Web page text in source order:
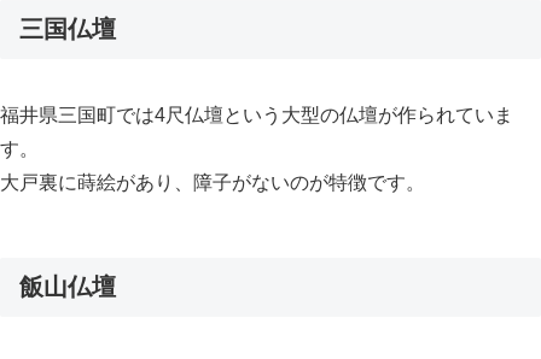
三国仏壇
福井県三国町では4尺仏壇という大型の仏壇が作られていま
す。
大戸裏に蒔絵があり、障子がないのが特徴です。
飯山仏壇